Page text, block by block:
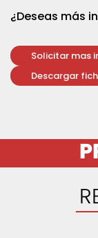
¿Deseas más
Solicitar mas
Descargar